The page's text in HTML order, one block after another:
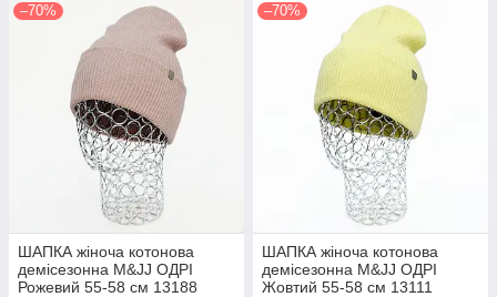
–70%
ШАПКА жіноча котонова
демісезонна M&JJ ОДРІ
Рожевий 55-58 см 13188
–70%
ШАПКА жіноча котонова
демісезонна M&JJ ОДРІ
Жовтий 55-58 см 13111